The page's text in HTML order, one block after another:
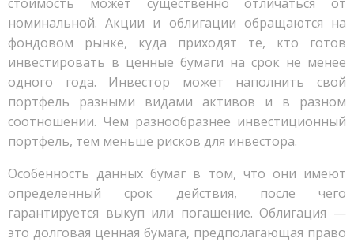
номинальной. Акции и облигации обращаются на
фондовом рынке, куда приходят те, кто готов
инвестировать в ценные бумаги на срок не менее
одного года. Инвестор может наполнить свой
портфель разными видами активов и в разном
соотношении. Чем разнообразнее инвестиционный
портфель, тем меньше рисков для инвестора.
Особенность данных бумаг в том, что они имеют
определенный срок действия, после чего
гарантируется выкуп или погашение. Облигация —
это долговая ценная бумага, предполагающая право